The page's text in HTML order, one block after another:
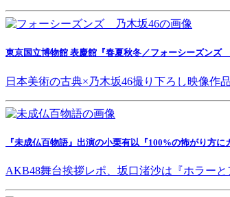
東京国立博物館 表慶館『春夏秋冬／フォーシーズンズ
日本美術の古典×乃木坂46撮り下ろし映像作
『未成仏百物語』出演の小栗有以『100%の怖がり方に
AKB48舞台挨拶レポ、坂口渚沙は『ホラーと